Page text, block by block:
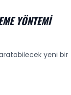
YÖNTEMI
yeni bir